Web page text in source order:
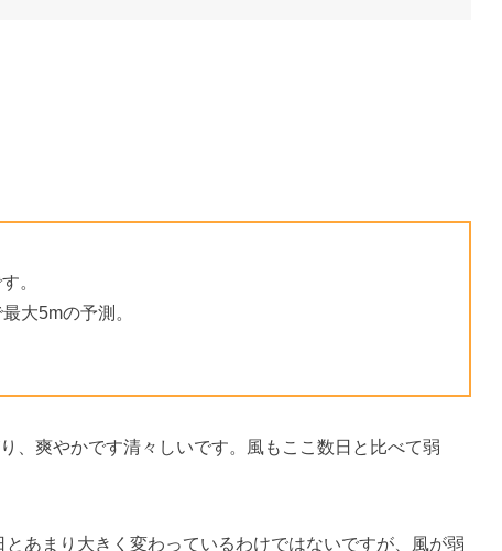
。
大5mの予測。
、爽やかです清々しいです。風もここ数日と比べて弱
あまり大きく変わっているわけではないですが、風が弱